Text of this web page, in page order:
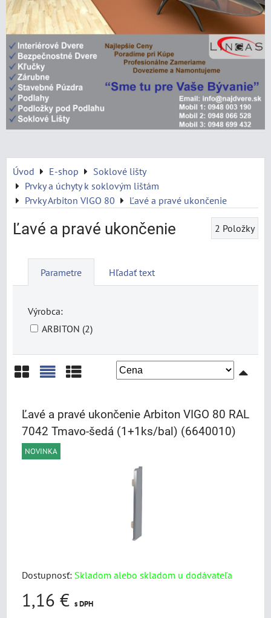
Úvod E-shop
Soklové lišty
Prvky a úchyty k soklovým lištám
Prvky Arbiton VIGO 80
Ľavé a pravé ukončenie
Ľavé a pravé ukončenie 2 Položky
Parametre Hľadať text
Výrobca:
ARBITON (2)
Ľavé a pravé ukončenie Arbiton VIGO 80 RAL
7042 Tmavo-šedá (1+1ks/bal) (6640010)
NOVINKA
Dostupnosť: Skladom alebo skladom u dodávateľa
1,16 € s DPH